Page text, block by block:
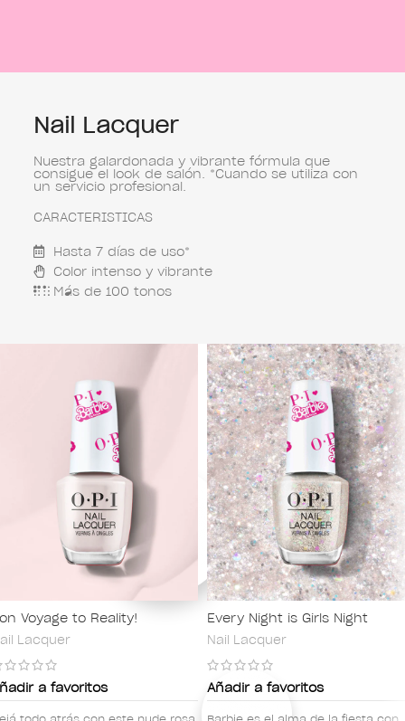
Nail Lacquer
Nuestra galardonada y vibrante fórmula que
consigue el look de salón. *Cuando se utiliza con
un servicio profesional.
CARACTERISTICAS
Hasta 7 días de uso*
Color intenso y vibrante
Más de 100 tonos
Voyage to Reality!
Lacquer
a favoritos
Every Night is Girls Night
Nail Lacquer
Añadir a favoritos